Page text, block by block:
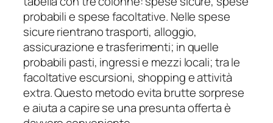
probabili e spese facoltative. Nelle spese
sicure rientrano trasporti, alloggio,
assicurazione e trasferimenti; in quelle
probabili pasti, ingressi e mezzi locali; tra le
facoltative escursioni, shopping e attività
extra. Questo metodo evita brutte sorprese
e aiuta a capire se una presunta offerta è